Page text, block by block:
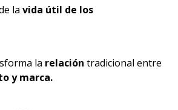
la vida útil de los
la relación tradicional entre
y marca.